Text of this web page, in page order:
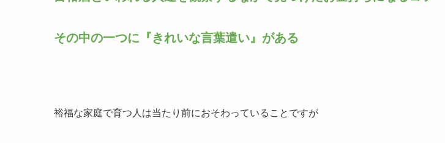
その中の一つに『きれいな言葉遣い』がある
裕福な家庭で育つ人は当たり前におそわっていることですが